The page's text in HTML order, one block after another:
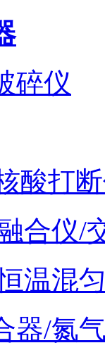
碎仪
酸打
合仪/
温混
器/氮